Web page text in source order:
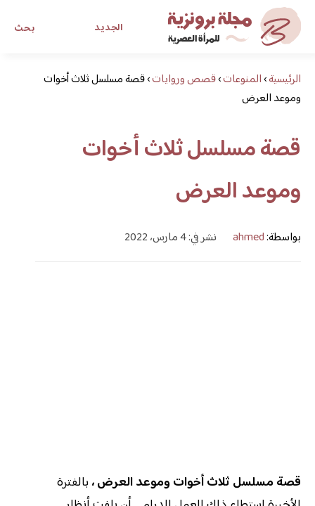
بحث الجديد
مجلة برونزية للفتاة العصرية
ابحث عن أي موضوع يهمك
الرئيسية›المنوعات›قصص وروايات›قصة مسلسل ثلاث أخوات
وموعد العرض
قصة مسلسل ثلاث أخوات
وموعد العرض
بواسطة:ahmed نشر في: 4 مارس، 2022
قصة مسلسل ثلاث أخوات وموعد العرض ، بالفترة